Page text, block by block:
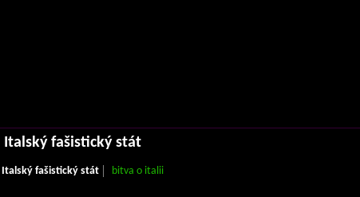
Italský fašistický stát
Italský fašistický stát bitva o italii